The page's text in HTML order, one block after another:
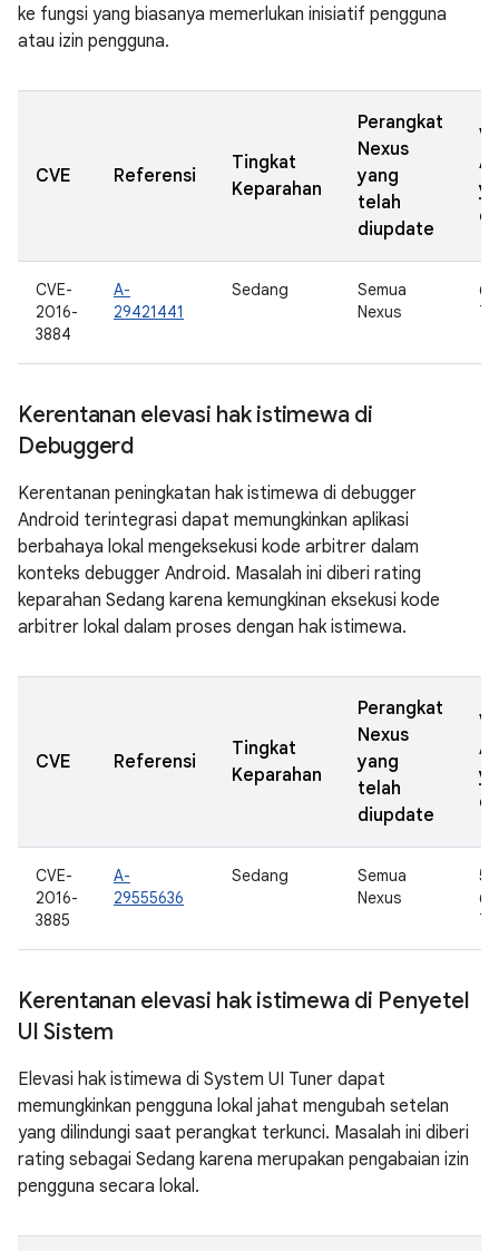
ke fungsi yang biasanya memerlukan inisiatif pengguna
atau izin pengguna.
CVE Referensi
Tingkat
Keparahan
Perangkat
Nexus
yang
telah
diupdate
CVE-
2016-
3884
A-
29421441
Sedang
Semua
Nexus
Kerentanan elevasi hak istimewa di
Debuggerd
Kerentanan peningkatan hak istimewa di debugger
Android terintegrasi dapat memungkinkan aplikasi
berbahaya lokal mengeksekusi kode arbitrer dalam
konteks debugger Android. Masalah ini diberi rating
keparahan Sedang karena kemungkinan eksekusi kode
arbitrer lokal dalam proses dengan hak istimewa.
CVE Referensi
Tingkat
Keparahan
Perangkat
Nexus
yang
telah
diupdate
CVE-
2016-
3885
A-
29555636
Sedang
Semua
Nexus
Kerentanan elevasi hak istimewa di Penyetel
UI Sistem
Elevasi hak istimewa di System UI Tuner dapat
memungkinkan pengguna lokal jahat mengubah setelan
yang dilindungi saat perangkat terkunci. Masalah ini diberi
rating sebagai Sedang karena merupakan pengabaian izin
pengguna secara lokal.